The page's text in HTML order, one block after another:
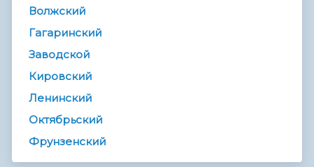
Волжский
Гагаринский
Заводской
Кировский
Ленинский
Октябрьский
Фрунзенский